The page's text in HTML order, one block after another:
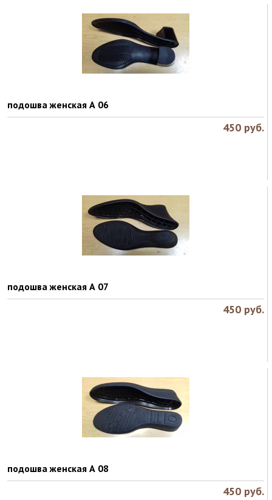
подошва женская А 06
450 руб.
подошва женская А 07
450 руб.
подошва женская А 08
450 руб.